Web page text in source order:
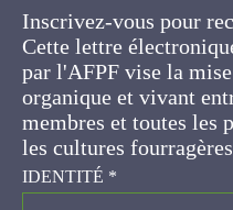
Cette lettre
gratuitement par
d'un lien organique et
ses membres et
concernées par les
prairies.
IDENTITÉ*